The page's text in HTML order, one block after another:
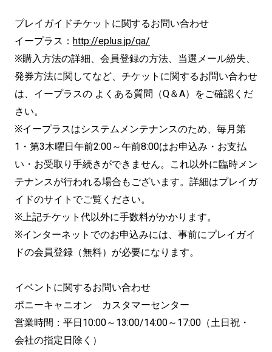
プレイガイドチケットに関するお問い合わせ
イープラス： http://eplus.jp/qa/
※購入方法の詳細、会員登録の方法、当選メール紛失、
発券方法に関してなど、チケットに関するお問い合わせ
は、イープラスの よくある質問（Q＆A）をご確認くだ
さい。
※イープラスはシステムメンテナンスのため、毎月第
1・第3木曜日午前2:00～午前8:00はお申込み・お支払
い・お受取り手続きができません。これ以外に臨時メン
テナンスが行われる場合もございます。詳細はプレイガ
イドのサイトでご覧ください。
※上記チケット代以外に手数料がかかります。
※インターネットでのお申込みには、事前にプレイガイ
ドの会員登録（無料）が必要になります。
イベントに関するお問い合わせ
ポニーキャニオン カスタマーセンター
営業時間：平日10:00～13:00/14:00～17:00（土日祝・
会社の指定日除く）